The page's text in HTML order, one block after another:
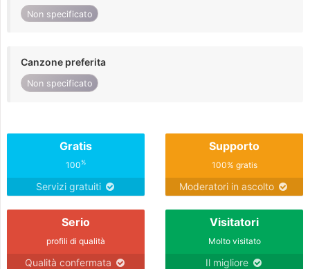
Non specificato
Canzone preferita
Non specificato
Gratis
100%
Servizi gratuiti
Supporto
100% gratis
Moderatori in ascolto
Serio
profili di qualità
Qualità confermata
Visitatori
Molto visitato
Il migliore